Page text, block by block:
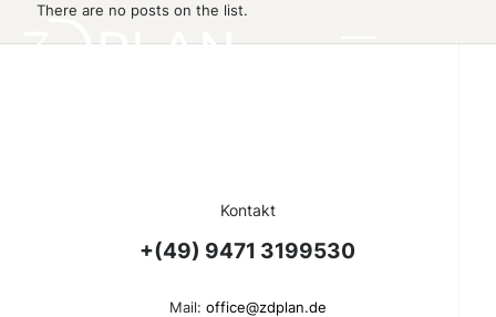
There are no posts on the list.
Kontakt
+(49) 9471 3199530
Mail: office@zdplan.de